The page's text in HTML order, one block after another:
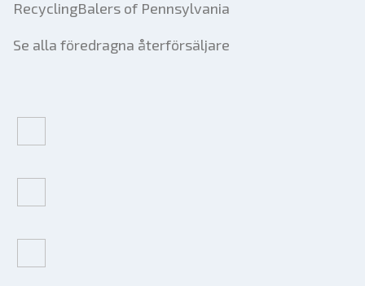
RecyclingBalers of Pennsylvania
Se alla föredragna återförsäljare